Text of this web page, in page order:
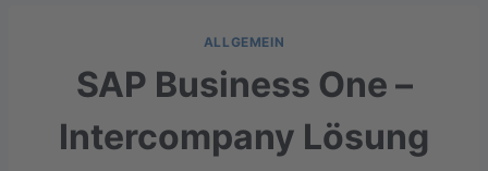
ALLGEMEIN
SAP Business One –
Intercompany Lösung